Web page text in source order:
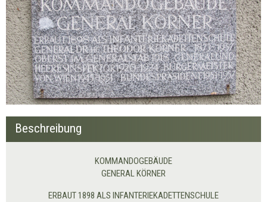
Beschreibung
KOMMANDOGEBÄUDE
GENERAL KÖRNER
ERBAUT 1898 ALS INFANTERIEKADETTENSCHULE